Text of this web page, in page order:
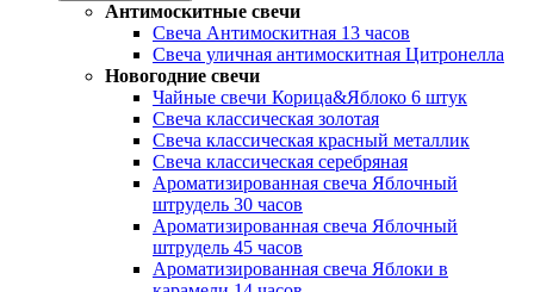
Антимоскитные свечи
Свеча Антимоскитная 13 часов
Свеча уличная антимоскитная Цитронелла
Новогодние свечи
Чайные свечи Корица&Яблоко 6 штук
Свеча классическая золотая
Свеча классическая красный металлик
Свеча классическая серебряная
Ароматизированная свеча Яблочный
штрудель 30 часов
Ароматизированная свеча Яблочный
штрудель 45 часов
Ароматизированная свеча Яблоки в